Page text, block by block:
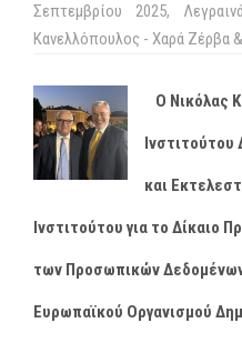
Σεπτεμβρίου 2025,
Κανελλόπουλος - Χαρά Ζέρβα
Ο Νικόλας
Ινστιτούτου
και
Ινστιτούτου για το Δίκαιο
των Προσωπικών Δεδομένων
Ευρωπαϊκού Οργανισμού